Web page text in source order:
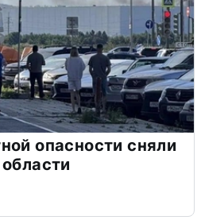
опасности сняли